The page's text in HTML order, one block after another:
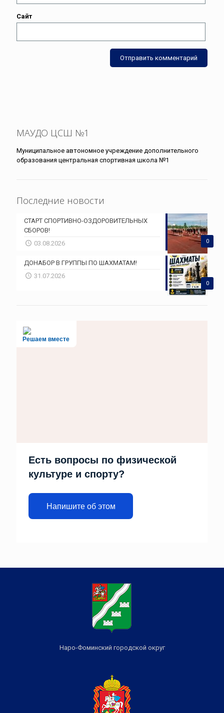
Сайт
МАУДО ЦСШ №1
Муниципальное автономное учреждение дополнительного
образования центральная спортивная школа №1
Последние новости
0
СТАРТ СПОРТИВНО-ОЗДОРОВИТЕЛЬНЫХ
СБОРОВ!
03.08.2026
0
ДОНАБОР В ГРУППЫ ПО ШАХМАТАМ!
31.07.2026
Решаем вместе
Есть вопросы по физической
культуре и спорту?
Напишите об этом
Наро-Фоминский городской округ